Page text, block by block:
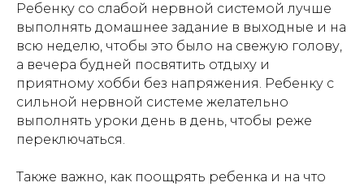
Ребенку со слабой нервной системой лучше
выполнять домашнее задание в выходные и на
всю неделю, чтобы это было на свежую голову,
а вечера будней посвятить отдыху и
приятному хобби без напряжения. Ребенку с
сильной нервной системе желательно
выполнять уроки день в день, чтобы реже
переключаться.
Также важно, как поощрять ребенка и на что